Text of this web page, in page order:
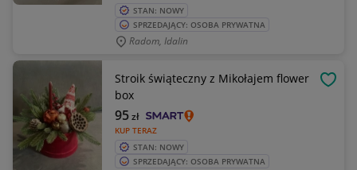
STAN: NOWY
SPRZEDAJĄCY: OSOBA PRYWATNA
Radom, Idalin
Stroik świąteczny z Mikołajem flower
box
KUP TERAZ
95zł
STAN: NOWY
SPRZEDAJĄCY: OSOBA PRYWATNA